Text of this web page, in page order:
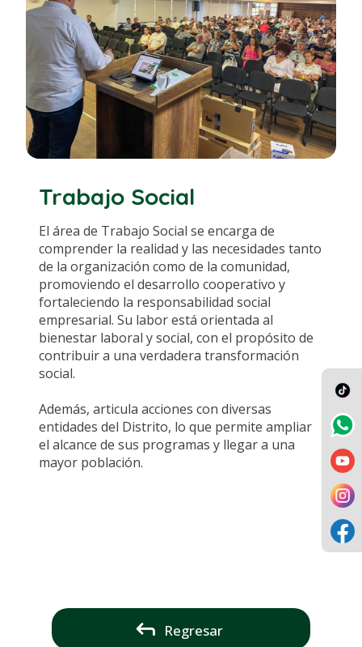
Trabajo Social
El área de Trabajo Social se encarga de
comprender la realidad y las necesidades tanto
de la organización como de la comunidad,
promoviendo el desarrollo cooperativo y
fortaleciendo la responsabilidad social
empresarial. Su labor está orientada al
bienestar laboral y social, con el propósito de
contribuir a una verdadera transformación
social.
Además, articula acciones con diversas
entidades del Distrito, lo que permite ampliar
el alcance de sus programas y llegar a una
mayor población.
Regresar